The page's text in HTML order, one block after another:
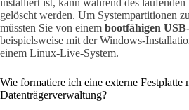
installiert ist, kann während des
gelöscht werden. Um Systempartitionen
müssten Sie von einem bootfähigen
beispielsweise mit der Windows-
einem Linux-Live-System.
Wie formatiere ich eine externe Festplatte
Datenträgerverwaltung?